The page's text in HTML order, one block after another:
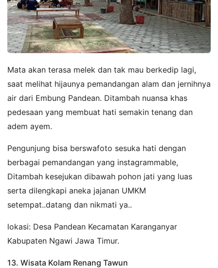
Mata akan terasa melek dan tak mau berkedip lagi,
saat melihat hijaunya pemandangan alam dan jernihnya
air dari Embung Pandean. Ditambah nuansa khas
pedesaan yang membuat hati semakin tenang dan
adem ayem.
Pengunjung bisa berswafoto sesuka hati dengan
berbagai pemandangan yang instagrammable,
Ditambah kesejukan dibawah pohon jati yang luas
serta dilengkapi aneka jajanan UMKM
setempat..datang dan nikmati ya..
lokasi: Desa Pandean Kecamatan Karanganyar
Kabupaten Ngawi Jawa Timur.
13. Wisata Kolam Renang Tawun